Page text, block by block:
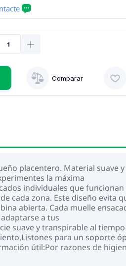
Comparar
placentero. Material suave y
la máxima
individuales que funcionan
cada zona. Este diseño evita
abierta. Cada muelle
a tus
suave y transpirable al
para un soporte
útil:Por razones de